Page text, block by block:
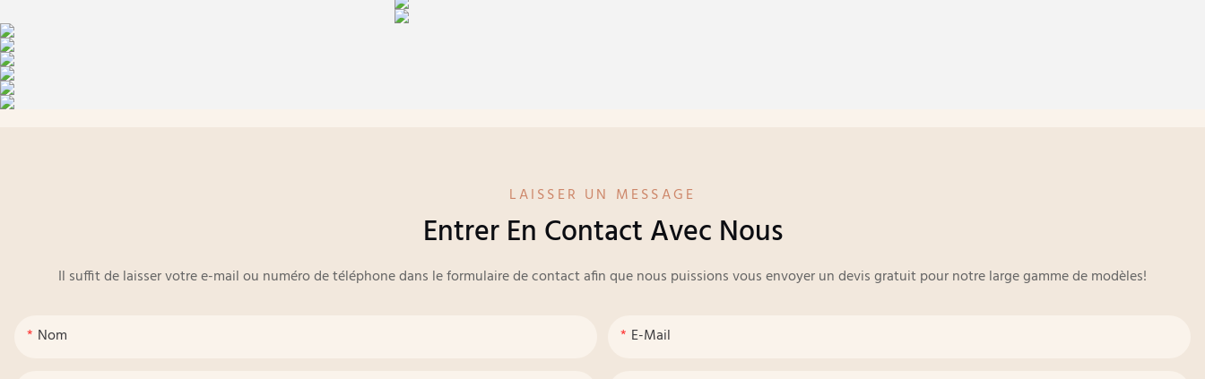
LAISSER UN MESSAGE
Entrer En Contact Avec Nous
Il suffit de laisser votre e-mail ou numéro de téléphone dans le formulaire de contact afin que nous puissions vous envoyer un devis gratuit pour notre large gamme de modèles!
Nom E-Mail